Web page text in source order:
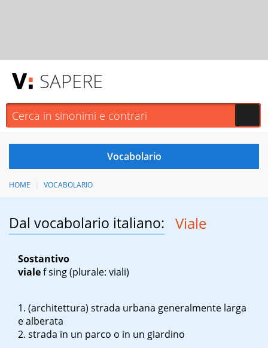
SAPERE
HOME VOCABOLARIO
Dal vocabolario italiano: Viale
Sostantivo
vialef sing(plurale: viali)
(architettura) strada urbana generalmente larga
e alberata
strada in un parco o in un giardino